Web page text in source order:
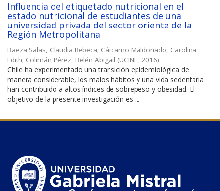
Influencia del etiquetado nutricional en el
estado nutricional de estudiantes de una
universidad privada del sector oriente de la
Región Metropolitana
Baeza Salas, Claudia Rebeca; Cárcamo Maldonado, Carolina
Edith; Colimán Pérez, Belén Abigail (UCINF, 2016)
Chile ha experimentado una transición epidemiológica de
manera considerable, los malos hábitos y una vida sedentaria
han contribuido a altos índices de sobrepeso y obesidad. El
objetivo de la presente investigación es ...